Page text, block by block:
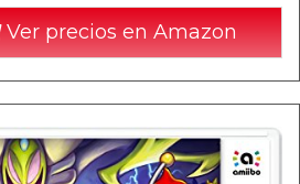
Ver precios en Amazon